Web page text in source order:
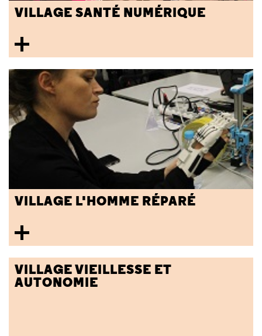
VILLAGE SANTÉ NUMÉRIQUE
VILLAGE L'HOMME RÉPARÉ
VILLAGE VIEILLESSE ET
AUTONOMIE